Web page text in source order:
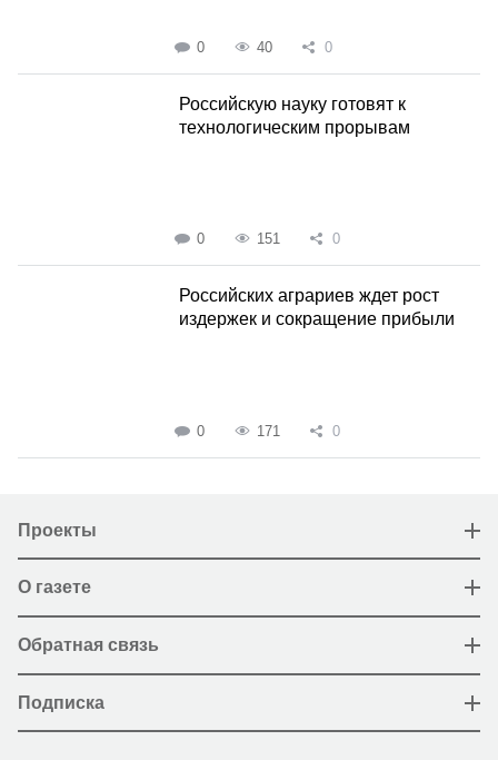
0 40 0
Российскую науку готовят к
технологическим прорывам
0 151 0
Российских аграриев ждет рост
издержек и сокращение прибыли
0 171 0
Проекты
О газете
Обратная связь
Подписка